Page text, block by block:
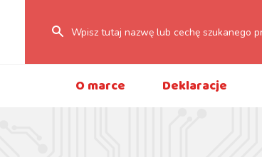
O marce Deklaracje